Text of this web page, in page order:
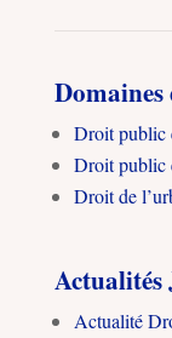
Domaines
Droit public
Droit public
Droit de
Actualité